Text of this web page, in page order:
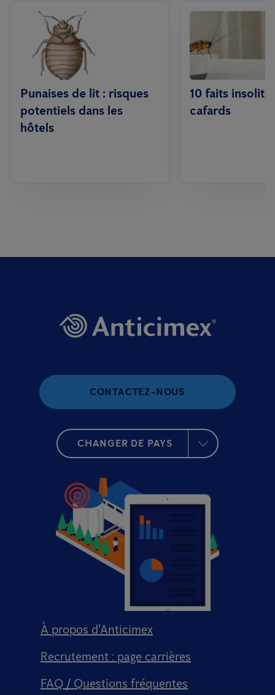
Punaises de lit : risques
potentiels dans les
hôtels
10 faits
cafards
CONTACTEZ-NOUS
CHANGER DE PAYS
À propos d'Anticimex
Recrutement : page carrières
FAQ / Questions fréquentes